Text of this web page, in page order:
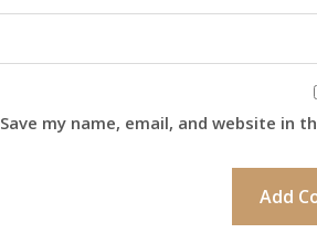
Save my name, email, and website in